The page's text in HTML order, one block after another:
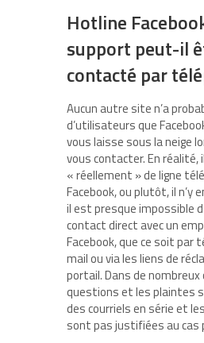
Hotline
support peut-il
contacté par
Aucun autre site n’a
d’utilisateurs que
vous laisse sous la neige
vous contacter. En réalité,
« réellement » de ligne
Facebook, ou plutôt, il n’y
il est presque impossible
contact direct avec un
Facebook, que ce soit par
mail ou via les liens de
portail. Dans de nombreux
questions et les plaintes
des courriels en série et
sont pas justifiées au cas